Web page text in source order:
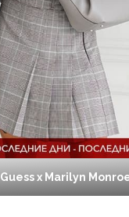
Guess x Marilyn